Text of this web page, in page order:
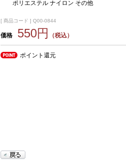
ポリエステル ナイロン その他
[ 商品コード ] Q00-0844
価格 550円 （税込）
ポイント還元